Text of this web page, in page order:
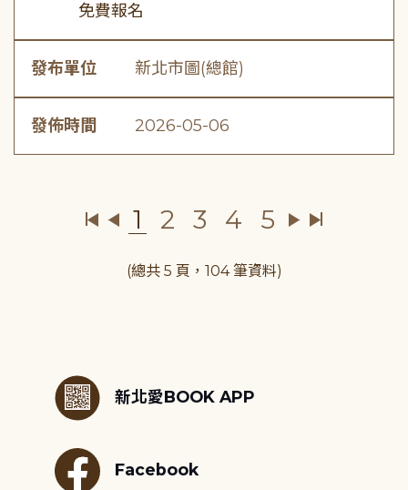
免費報名
發布單位 新北市圖(總館)
發佈時間 2026-05-06
1 2 3 4 5
(總共 5 頁，104 筆資料)
新北愛BOOK APP
Facebook